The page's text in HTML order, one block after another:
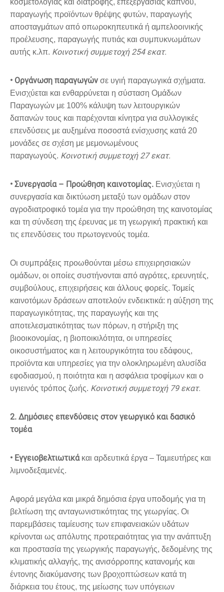
κοσμετολογίας και διατροφής, επεξεργασίας καπνού,
παραγωγής προϊόντων θρέψης φυτών, παραγωγής
αποσταγμάτων από οπωροκηπευτικά ή αμπελοοινικής
προέλευσης, παραγωγής πυτιάς και συμπυκνωμάτων
αυτής κ.λπ. Κοινοτική συμμετοχή 254 εκατ.
• Οργάνωση παραγωγών σε υγιή παραγωγικά σχήματα.
Ενισχύεται και ενθαρρύνεται η σύσταση Ομάδων
Παραγωγών με 100% κάλυψη των λειτουργικών
δαπανών τους και παρέχονται κίνητρα για συλλογικές
επενδύσεις με αυξημένα ποσοστά ενίσχυσης κατά 20
μονάδες σε σχέση με μεμονωμένους
παραγωγούς. Κοινοτική συμμετοχή 27 εκατ.
• Συνεργασία – Προώθηση καινοτομίας. Ενισχύεται η
συνεργασία και δικτύωση μεταξύ των ομάδων στον
αγροδιατροφικό τομέα για την προώθηση της καινοτομίας
και τη σύνδεση της έρευνας με τη γεωργική πρακτική και
τις επενδύσεις του πρωτογενούς τομέα.
Οι συμπράξεις προωθούνται μέσω επιχειρησιακών
ομάδων, οι οποίες συστήνονται από αγρότες, ερευνητές,
συμβούλους, επιχειρήσεις και άλλους φορείς. Τομείς
καινοτόμων δράσεων αποτελούν ενδεικτικά: η αύξηση της
παραγωγικότητας, της παραγωγής και της
αποτελεσματικότητας των πόρων, η στήριξη της
βιοοικονομίας, η βιοποικιλότητα, οι υπηρεσίες
οικοσυστήματος και η λειτουργικότητα του εδάφους,
προϊόντα και υπηρεσίες για την ολοκληρωμένη αλυσίδα
εφοδιασμού, η ποιότητα και η ασφάλεια τροφίμων και ο
υγιεινός τρόπος ζωής. Κοινοτική συμμετοχή 79 εκατ.
2. Δημόσιες επενδύσεις στον γεωργικό και δασικό
τομέα
• Εγγειοβελτιωτικάκαι αρδευτικά έργα – Ταμιευτήρες και
λιμνοδεξαμενές.
Αφορά μεγάλα και μικρά δημόσια έργα υποδομής για τη
βελτίωση της ανταγωνιστικότητας της γεωργίας. Οι
παρεμβάσεις ταμίευσης των επιφανειακών υδάτων
κρίνονται ως απόλυτης προτεραιότητας για την ανάπτυξη
και προστασία της γεωργικής παραγωγής, δεδομένης της
κλιματικής αλλαγής, της ανισόρροπης κατανομής και
έντονης διακύμανσης των βροχοπτώσεων κατά τη
διάρκεια του έτους, της μείωσης των υπόγειων